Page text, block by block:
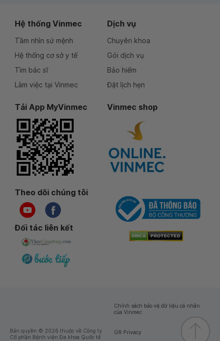
Hệ thống Vinmec
Tầm nhìn sứ mệnh
Hệ thống cơ sở y tế
Tìm bác sĩ
Làm việc tại Vinmec
Dịch vụ
Chuyên khoa
Gói dịch vụ
Bảo hiểm
Đặt lịch hẹn
Tải App MyVinmec Vinmec shop
Theo dõi chúng tôi
Đối tác liên kết
Bản quyền © 2026 thuộc về Công ty
Cổ phần Bệnh viện Đa khoa Quốc tế
Chính sách bảo vệ dữ liệu cá nhân
của Vinmec
GR Privacy